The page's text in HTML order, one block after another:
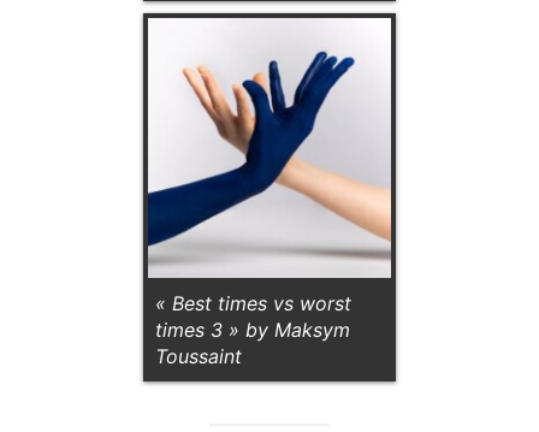
« Best times vs worst
times 3 » by Maksym
Toussaint